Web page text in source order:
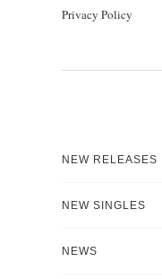
Privacy Policy
NEW RELEASES
NEW SINGLES
NEWS